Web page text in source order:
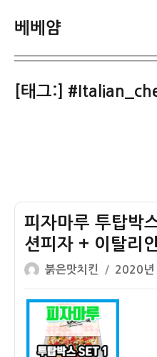
베베얌
[태그:]
피자마루 투탑박
션피자 + 이탈리
글
쓴
이
붉은맛치킨
작
성
일
2020년